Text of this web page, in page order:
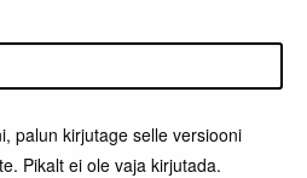
palun kirjutage selle versiooni
Pikalt ei ole vaja kirjutada.